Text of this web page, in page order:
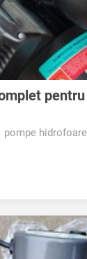
pompe hidrofoare